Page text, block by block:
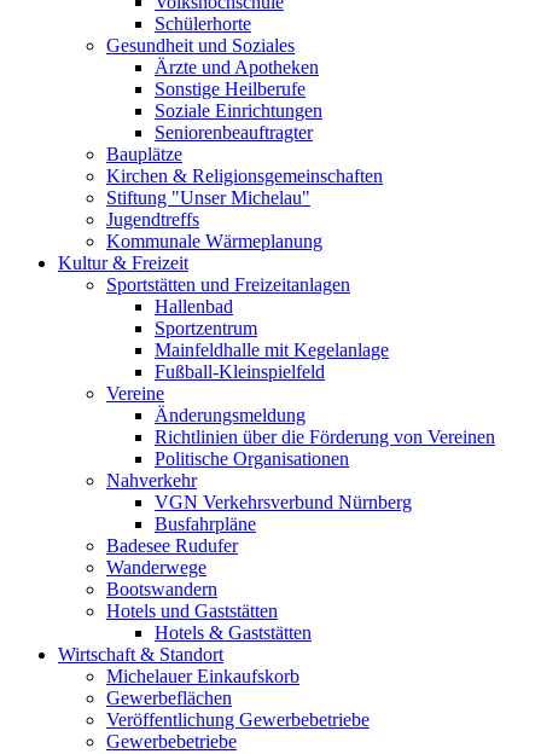
Schülerhorte
Gesundheit und Soziales
Ärzte und Apotheken
Sonstige Heilberufe
Soziale Einrichtungen
Seniorenbeauftragter
Bauplätze
Kirchen & Religionsgemeinschaften
Stiftung "Unser Michelau"
Jugendtreffs
Kommunale Wärmeplanung
Kultur & Freizeit
Sportstätten und Freizeitanlagen
Hallenbad
Sportzentrum
Mainfeldhalle mit Kegelanlage
Fußball-Kleinspielfeld
Vereine
Änderungsmeldung
Richtlinien über die Förderung von Vereinen
Politische Organisationen
Nahverkehr
VGN Verkehrsverbund Nürnberg
Busfahrpläne
Badesee Rudufer
Wanderwege
Bootswandern
Hotels und Gaststätten
Hotels & Gaststätten
Wirtschaft & Standort
Michelauer Einkaufskorb
Gewerbeflächen
Veröffentlichung Gewerbebetriebe
Gewerbebetriebe